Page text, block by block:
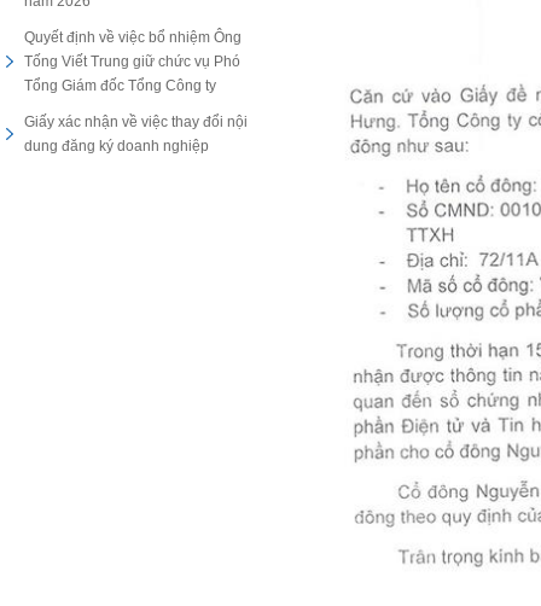
Quyết định về việc bổ nhiệm Ông
Tống Viết Trung giữ chức vụ Phó
Tổng Giám đốc Tổng Công ty
Giấy xác nhận về việc thay đổi nội
dung đăng ký doanh nghiệp